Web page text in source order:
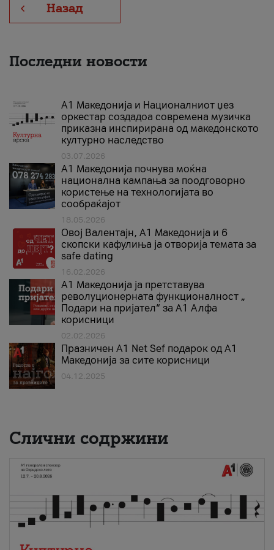
Назад
Последни новости
А1 Македонија и Националниот џез
оркестар создадоа современа музичка
приказна инспирирана од македонското
културно наследство
03.07.2026
A1 Македонија почнува моќна
национална кампања за поодговорно
користење на технологијата во
сообраќајот
18.05.2026
Овој Валентајн, A1 Македонија и 6
скопски кафулиња ја отворија темата за
safe dating
16.02.2026
А1 Македонија ја претставува
револуционерната функционалност „
Подари на пријател“ за А1 Алфа
корисници
02.02.2026
Празничен A1 Net Sеf подарок од А1
Македонија за сите корисници
04.12.2025
Слични содржини